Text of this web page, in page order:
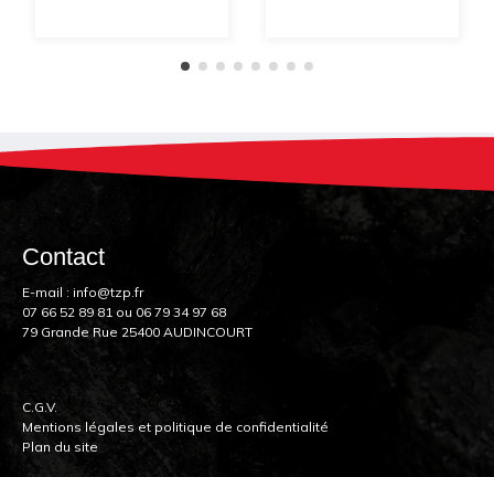
Contact
E-mail : info@tzp.fr
07 66 52 89 81 ou 06 79 34 97 68
79 Grande Rue 25400 AUDINCOURT
C.G.V.
Mentions légales et politique de confidentialité
Plan du site